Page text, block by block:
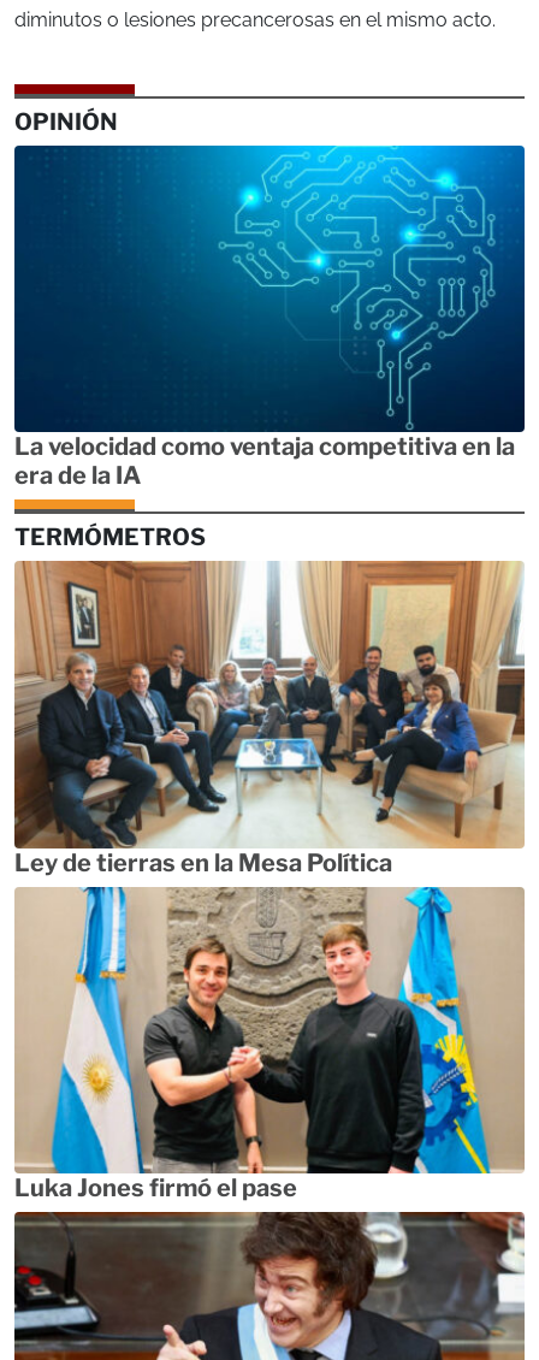
diminutos o lesiones precancerosas en el mismo acto.
OPINIÓN
La velocidad como ventaja competitiva en la
era de la IA
TERMÓMETROS
Ley de tierras en la Mesa Política
Luka Jones firmó el pase